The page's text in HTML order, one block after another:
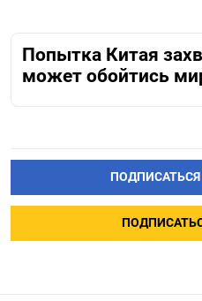
Попытка Китая
может обойтись